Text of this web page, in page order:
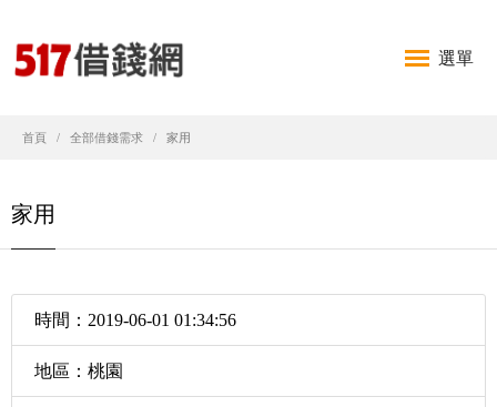
選單
首頁 全部借錢需求 家用
家用
時間：2019-06-01 01:34:56
地區：桃園